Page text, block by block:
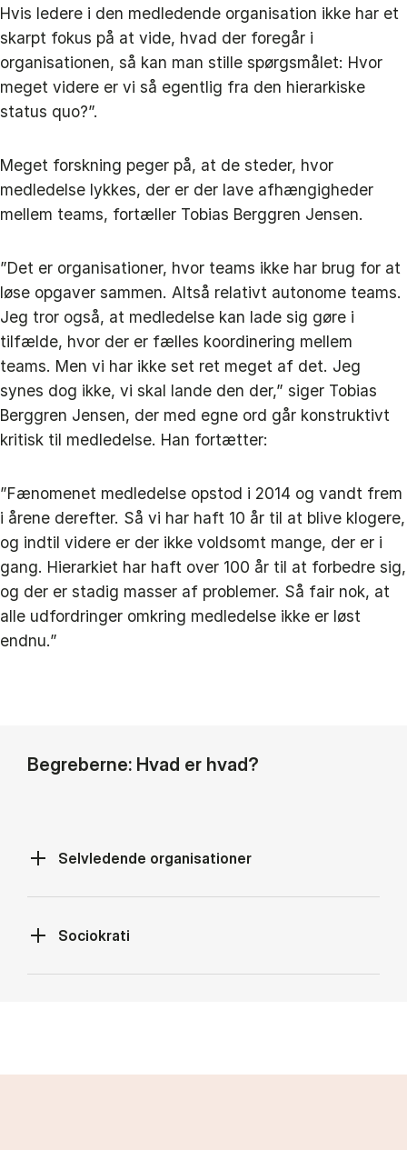
Hvis ledere i den medledende organisation ikke har et
skarpt fokus på at vide, hvad der foregår i
organisationen, så kan man stille spørgsmålet: Hvor
meget videre er vi så egentlig fra den hierarkiske
status quo?”.
Meget forskning peger på, at de steder, hvor
medledelse lykkes, der er der lave afhængigheder
mellem teams, fortæller Tobias Berggren Jensen.
”Det er organisationer, hvor teams ikke har brug for at
løse opgaver sammen. Altså relativt autonome teams.
Jeg tror også, at medledelse kan lade sig gøre i
tilfælde, hvor der er fælles koordinering mellem
teams. Men vi har ikke set ret meget af det. Jeg
synes dog ikke, vi skal lande den der,” siger Tobias
Berggren Jensen, der med egne ord går konstruktivt
kritisk til medledelse. Han fortætter:
”Fænomenet medledelse opstod i 2014 og vandt frem
i årene derefter. Så vi har haft 10 år til at blive klogere,
og indtil videre er der ikke voldsomt mange, der er i
gang. Hierarkiet har haft over 100 år til at forbedre sig,
og der er stadig masser af problemer. Så fair nok, at
alle udfordringer omkring medledelse ikke er løst
endnu.”
Begreberne: Hvad er hvad?
Selvledende organisationer
Sociokrati